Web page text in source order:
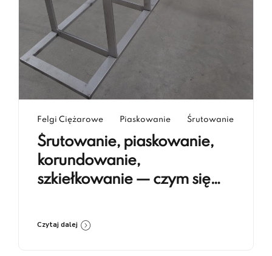
Felgi Ciężarowe Piaskowanie Śrutowanie
Śrutowanie, piaskowanie,
korundowanie,
szkiełkowanie — czym się
Czytaj dalej